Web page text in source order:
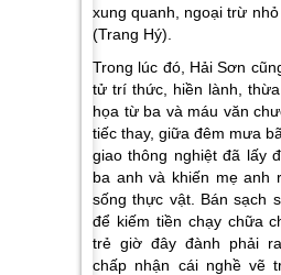
xung quanh, ngoại trừ nhỏ
(Trang Hý).
Trong lúc đó, Hải Sơn
tử trí thức, hiền lành,
họa từ ba và máu văn
tiếc thay, giữa đêm mưa
giao thông nghiệt đã lấy
ba anh và khiến mẹ anh
sống thực vật. Bán sạch
để kiếm tiền chạy chữa
trẻ giờ đây đành phải
chấp nhận cái nghề vẽ